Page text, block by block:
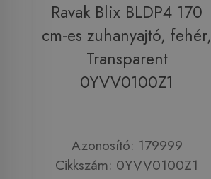
Ravak Blix BLDP4 170
cm-es zuhanyajtó, fehér,
Transparent
0YVV0100Z1
Azonosító: 179999
Cikkszám: 0YVV0100Z1